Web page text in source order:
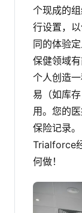
个现成的
行设置，
同的体验
保健领域
个人创造
易（如库
用。您的
保险记录。
Trialforce
何做！